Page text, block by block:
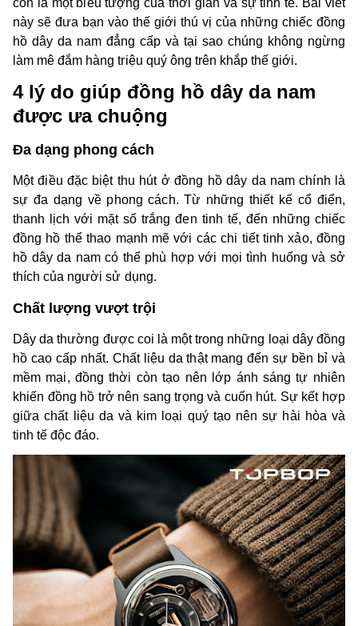
này sẽ đưa bạn vào thế giới thú vị của những chiếc đồng
hồ dây da nam đẳng cấp và tại sao chúng không ngừng
làm mê đắm hàng triệu quý ông trên khắp thế giới.
4 lý do giúp đồng hồ dây da nam
được ưa chuộng
Đa dạng phong cách
Một điều đặc biệt thu hút ở đồng hồ dây da nam chính là
sự đa dạng về phong cách. Từ những thiết kế cổ điển,
thanh lịch với mặt số trắng đen tinh tế, đến những chiếc
đồng hồ thể thao mạnh mẽ với các chi tiết tinh xảo, đồng
hồ dây da nam có thể phù hợp với mọi tình huống và sở
thích của người sử dụng.
Chất lượng vượt trội
Dây da thường được coi là một trong những loại dây đồng
hồ cao cấp nhất. Chất liệu da thật mang đến sự bền bỉ và
mềm mại, đồng thời còn tạo nên lớp ánh sáng tự nhiên
khiến đồng hồ trở nên sang trọng và cuốn hút. Sự kết hợp
giữa chất liệu da và kim loại quý tạo nên sự hài hòa và
tinh tế độc đáo.